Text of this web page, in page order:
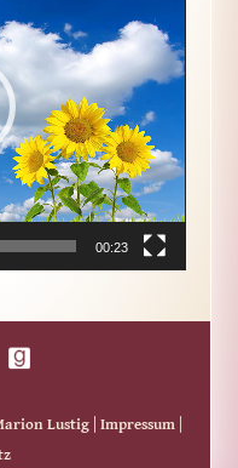
00:23
Lustig| Impressum|